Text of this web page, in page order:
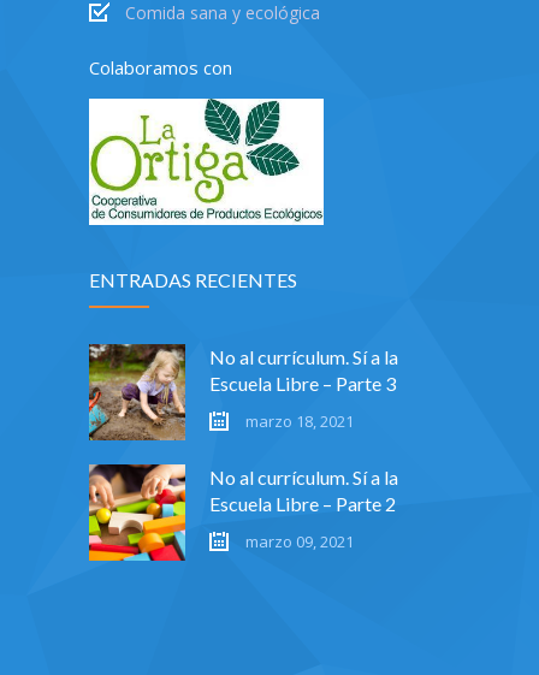
Comida sana y ecológica
Colaboramos con
ENTRADAS RECIENTES
No al currículum. Sí a la
Escuela Libre – Parte 3
marzo 18, 2021
No al currículum. Sí a la
Escuela Libre – Parte 2
marzo 09, 2021